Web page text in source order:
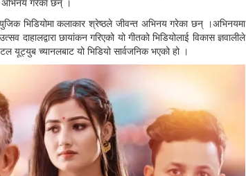
भिडियोमा कलाकार श्रेष्ठले जीवन्त अभिनय गरेका छन् ।अभिनयमा
दाहालद्वारा छायांकन गरिएको यो गीतको भिडियोलाई विकास ज्ञवालीले
यूट्युब च्यानलबाट यो भिडियो सार्वजनिक भएको हो ।